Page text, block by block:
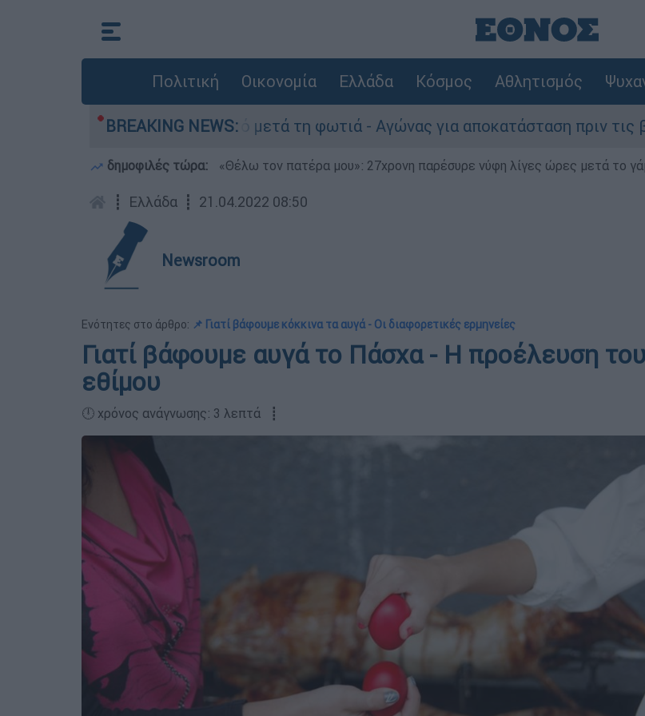
Πολιτική Οικονομία Ελλάδα Κόσμος Αθλητισμός
BREAKING NEWS:
στο Πόρτο Γερμανό μετά τη φωτιά - Αγώνας για αποκατάσταση πριν τις βροχές
δημοφιλές τώρα: «Θέλω τον πατέρα μου»: 27χρονη παρέσυρε νύφη λίγες ώρες μετά το
┋ Ελλάδα ┋ 21.04.2022 08:50
Newsroom
Ενότητες στο άρθρο: 📌 Γιατί βάφουμε κόκκινα τα αυγά - Οι διαφορετικές ερμηνείες
Γιατί βάφουμε αυγά το Πάσχα - Η προέλευση του
εθίμου
🕛 χρόνος ανάγνωσης: 3 λεπτά ┋